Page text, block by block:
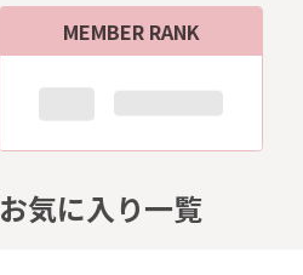
MEMBER RANK
お気に入り一覧